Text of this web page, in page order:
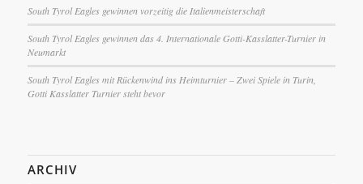
South Tyrol Eagles gewinnen vorzeitig die Italienmeisterschaft
South Tyrol Eagles gewinnen das 4. Internationale Gotti-Kasslatter-Turnier in
Neumarkt
South Tyrol Eagles mit Rückenwind ins Heimturnier – Zwei Spiele in Turin,
Gotti Kasslatter Turnier steht bevor
ARCHIV